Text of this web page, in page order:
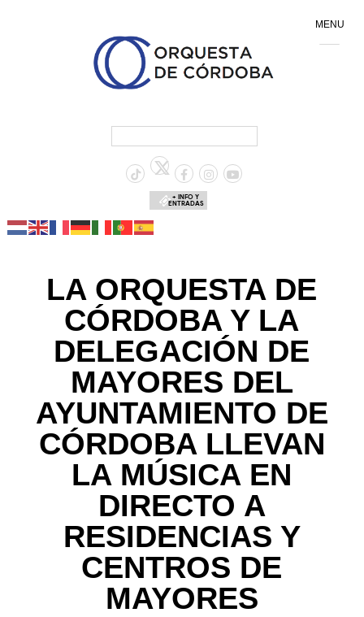
+ INFO Y
ENTRADAS
LA ORQUESTA DE
CÓRDOBA Y LA
DELEGACIÓN DE
MAYORES DEL
AYUNTAMIENTO DE
CÓRDOBA LLEVAN
LA MÚSICA EN
DIRECTO A
RESIDENCIAS Y
CENTROS DE
MAYORES
MENU